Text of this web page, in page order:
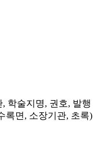
학술지명, 권호, 발행
록면, 소장기관, 초록)